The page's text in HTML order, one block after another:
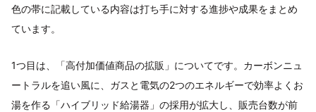
色の帯に記載している内容は打ち手に対する進捗や成果をまとめ
ています。
1つ目は、「高付加価値商品の拡販」についてです。カーボンニュ
ートラルを追い風に、ガスと電気の2つのエネルギーで効率よくお
湯を作る「ハイブリッド給湯器」の採用が拡大し、販売台数が前